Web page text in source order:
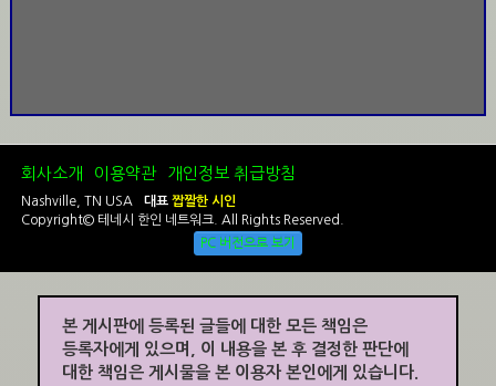
회사소개 이용약관 개인정보 취급방침
Nashville, TN USA 대표 짭짤한 시인
Copyright© 테네시 한인 네트워크. All Rights Reserved.
PC 버전으로 보기
본 게시판에 등록된 글들에 대한 모든 책임은
등록자에게 있으며, 이 내용을 본 후 결정한 판단에
대한 책임은 게시물을 본 이용자 본인에게 있습니다.